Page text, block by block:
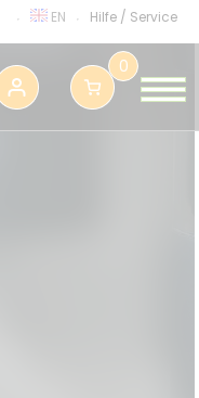
EN Hilfe / Service
0